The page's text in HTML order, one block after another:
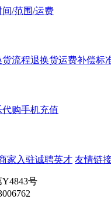
间/范围/运费
货流程退换货运费补偿标
代购手机充值
家入驻诚聘英才 友情链
号